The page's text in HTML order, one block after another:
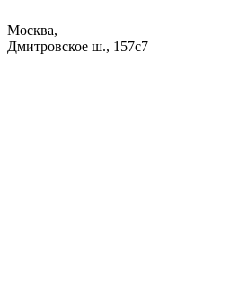
Москва,
Дмитровское ш., 157с7